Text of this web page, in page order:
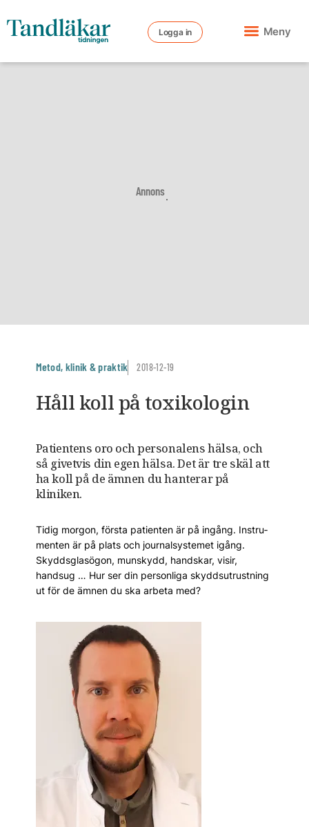
Logga in Meny
Annons
Metod, klinik & praktik 2018-12-19
Håll koll på toxikologin
Patientens oro och personalens hälsa, och
så givetvis din egen hälsa. Det är tre skäl att
ha koll på de ämnen du hanterar på
kliniken.
Tidig morgon, ­första patienten är på ingång. Instru­
menten är på plats och journal­systemet igång.
Skyddsglasögon, munskydd, handskar, ­visir,
handsug … Hur ser din person­liga skyddsutrustning
ut för de ämnen du ska arbeta med?